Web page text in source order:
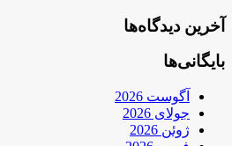
آخرین دیدگاه‌ها
بایگانی‌ها
آگوست 2026
جولای 2026
ژوئن 2026